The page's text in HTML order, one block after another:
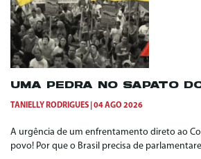
UMA PEDRA NO SAPATO
TANIELLY RODRIGUES 04 AGO 2026
A urgência de um enfrentamento direto ao
povo! Por que o Brasil precisa de